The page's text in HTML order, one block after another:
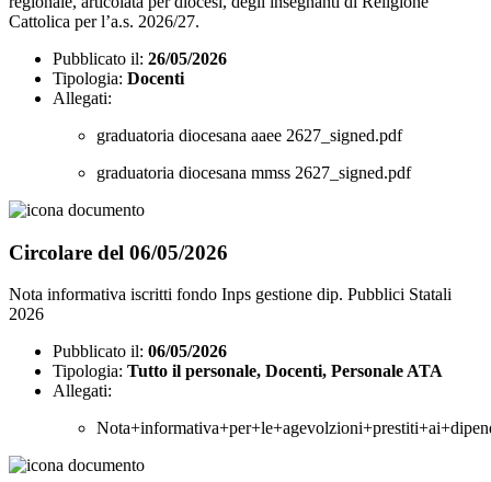
Cattolica per l’a.s. 2026/27.
Pubblicato il: 26/05/2026
Tipologia: Docenti
Allegati:
graduatoria diocesana aaee 2627_signed.pdf
graduatoria diocesana mmss 2627_signed.pdf
Circolare del 06/05/2026
Nota informativa iscritti fondo Inps gestione dip. Pubblici Statali
2026
Pubblicato il: 06/05/2026
Tipologia: Tutto il personale, Docenti, Personale ATA
Allegati: